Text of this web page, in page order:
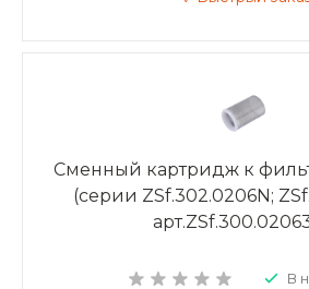
Сменный картридж к
(серии ZSf.302.0206N;
В